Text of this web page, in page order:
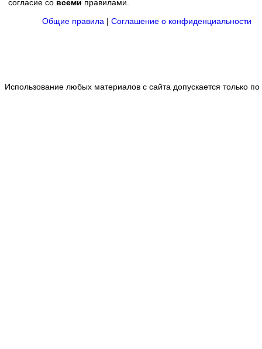
согласие со всеми правилами.
Общие правила | Соглашение о конфиденциальности
Использование любых материалов с сайта допускается только